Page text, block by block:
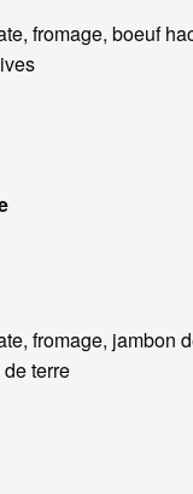
fromage, boeuf
fromage, jambon
terre